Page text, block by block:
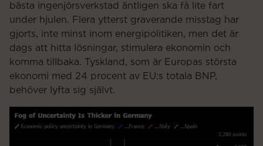
bästa ingenjörsverkstad äntligen ska få lite fart
under hjulen. Flera ytterst graverande misstag har
gjorts, inte minst inom energipolitiken, men det är
dags att hitta lösningar, stimulera ekonomin och
komma tillbaka. Tyskland, som är Europas största
ekonomi med 24 procent av EU:s totala BNP,
behöver lyfta sig självt.